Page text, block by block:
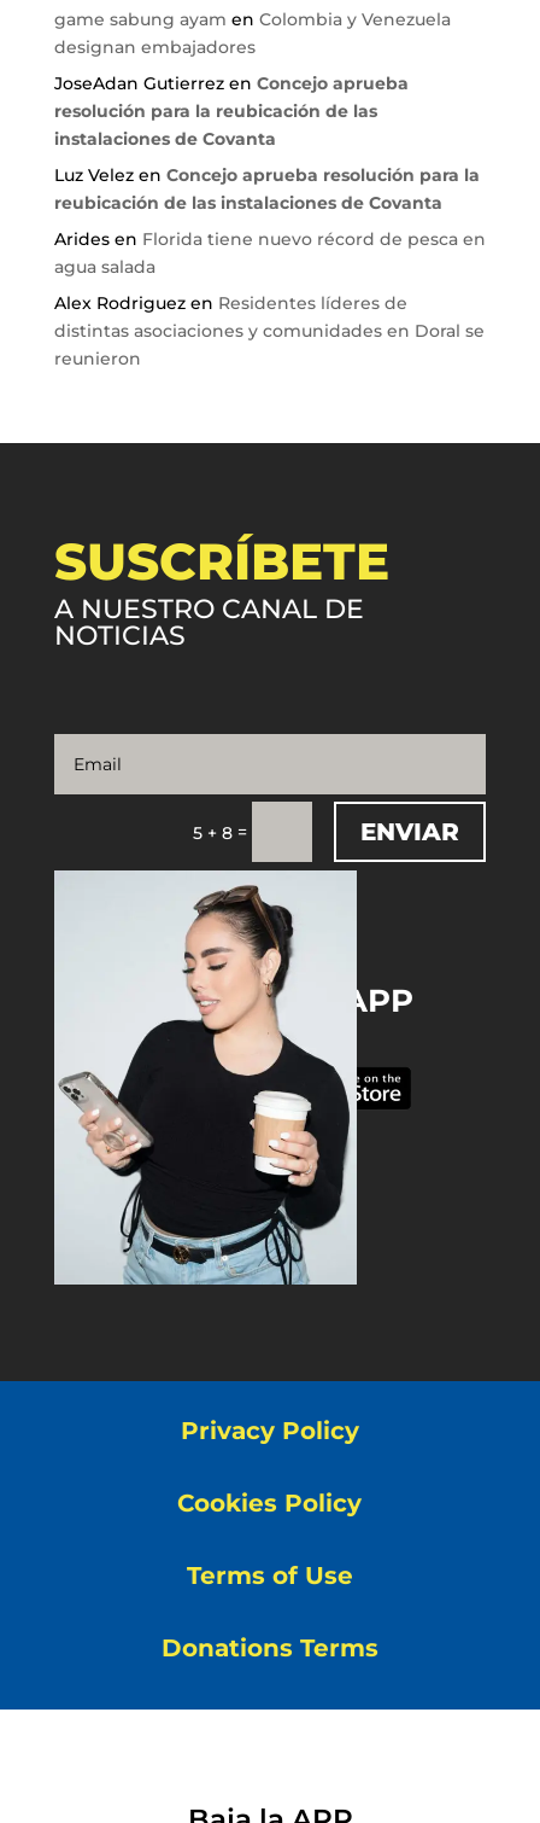
game sabung ayam en Colombia y Venezuela
designan embajadores
JoseAdan Gutierrezen Concejo aprueba
resolución para la reubicación de las
instalaciones de Covanta
Luz Velezen Concejo aprueba resolución para la
reubicación de las instalaciones de Covanta
Aridesen Florida tiene nuevo récord de pesca en
agua salada
Alex Rodriguezen Residentes líderes de
distintas asociaciones y comunidades en Doral se
reunieron
SUSCRÍBETE
A NUESTRO CANAL DE
NOTICIAS
5 + 8 = ENVIAR
DOWNLOAD THE APP
Privacy Policy
Cookies Policy
Terms of Use
Donations Terms